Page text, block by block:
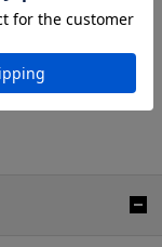
ァブリック、壁
などの天然素材
して作り上げる